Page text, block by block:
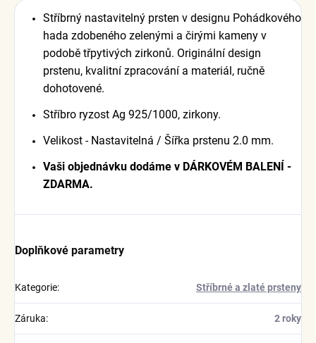
Stříbrný nastavitelný prsten v designu Pohádkového
hada zdobeného zelenými a čirými kameny v
podobě třpytivých zirkonů. Originální design
prstenu, kvalitní zpracování a materiál, ručně
dohotovené.
Stříbro ryzost Ag 925/1000, zirkony.
Velikost - Nastavitelná / Šířka prstenu 2.0 mm.
Vaši objednávku dodáme v DÁRKOVÉM BALENÍ -
ZDARMA.
Doplňkové parametry
Kategorie: Stříbrné a zlaté prsteny
Záruka: 2 roky